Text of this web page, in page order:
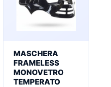
MASCHERA
FRAMELESS
MONOVETRO
TEMPERATO